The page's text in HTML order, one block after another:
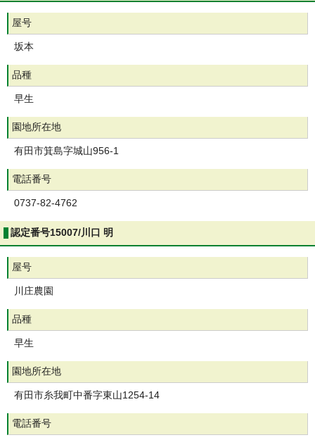
屋号
坂本
品種
早生
園地所在地
有田市箕島字城山956-1
電話番号
0737-82-4762
認定番号15007/川口 明
屋号
川庄農園
品種
早生
園地所在地
有田市糸我町中番字東山1254-14
電話番号